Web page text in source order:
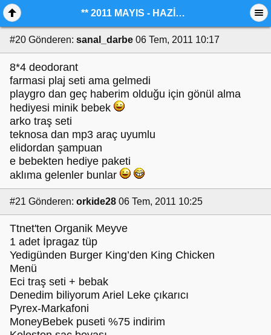
** 2011 MAYIS - HAZİRAN AYI KAZANDIKLARIMIZ**
#20 Gönderen: sanal_darbe 06 Tem, 2011 10:17
8*4 deodorant
farmasi plaj seti ama gelmedi
playgro dan geç haberim olduğu için gönül alma
hediyesi minik bebek
arko traş seti
teknosa dan mp3 araç uyumlu
elidordan şampuan
e bebekten hediye paketi
aklıma gelenler bunlar
#21 Gönderen: orkide28 06 Tem, 2011 10:25
Ttnet'ten Organik Meyve
1 adet İpragaz tüp
Yedigünden Burger King’den King Chicken
Menü
Eci traş seti + bebak
Denedim biliyorum Ariel Leke çıkarıcı
Pyrex-Markafoni
MoneyBebek puseti %75 indirim